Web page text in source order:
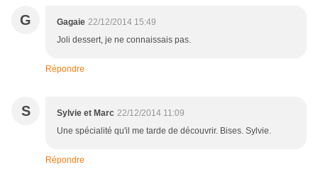
G Gagaie 22/12/2014 15:49
Joli dessert, je ne connaissais pas.
Répondre
S Sylvie et Marc 22/12/2014 11:09
Une spécialité qu'il me tarde de découvrir. Bises. Sylvie.
Répondre